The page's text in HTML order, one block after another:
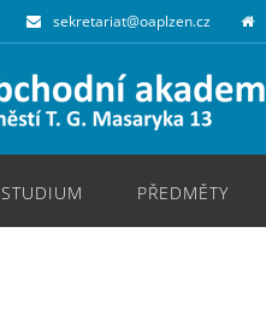
sekretariat@oaplzen.cz
STUDIUM PŘEDMĚTY